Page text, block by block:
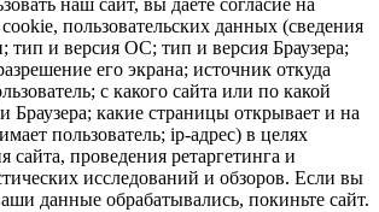
наш сайт, вы даете согласие на
пользовательских данных (сведения
тип и версия ОС; тип и версия Браузера;
его экрана; источник откуда
с какого сайта или по какой
Браузера; какие страницы открывает и на
пользователь; ip-адрес) в целях
проведения ретаргетинга и
исследований и обзоров. Если вы
данные обрабатывались, покиньте сайт.